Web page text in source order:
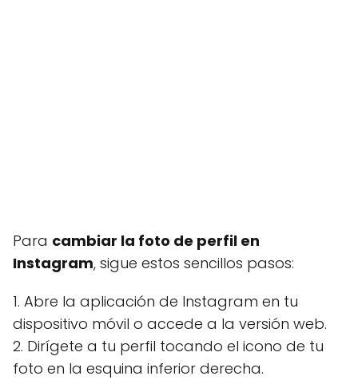
Para cambiar la foto de perfil en
Instagram, sigue estos sencillos pasos:
1. Abre la aplicación de Instagram en tu
dispositivo móvil o accede a la versión web.
2. Dirígete a tu perfil tocando el icono de tu
foto en la esquina inferior derecha.